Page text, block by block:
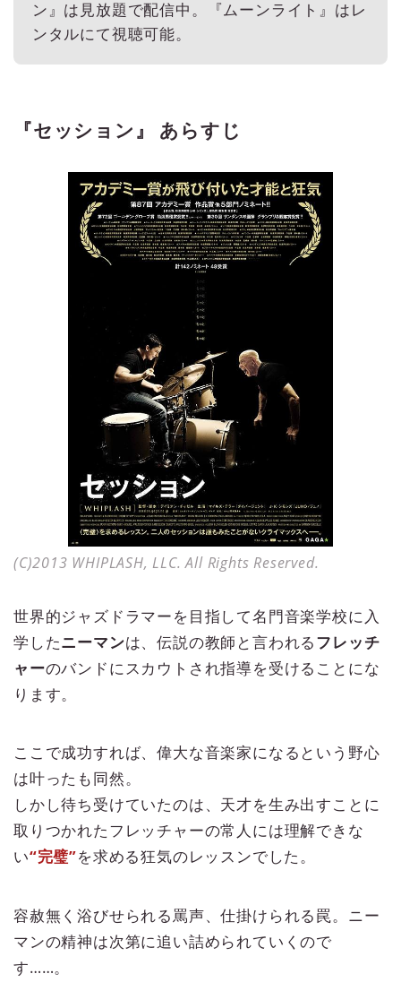
ン』は見放題で配信中。『ムーンライト』はレ
ンタルにて視聴可能。
『セッション』 あらすじ
(C)2013 WHIPLASH, LLC. All Rights Reserved.
世界的ジャズドラマーを目指して名門音楽学校に入
学したニーマンは、伝説の教師と言われるフレッチ
ャーのバンドにスカウトされ指導を受けることにな
ります。
ここで成功すれば、偉大な音楽家になるという野心
は叶ったも同然。
しかし待ち受けていたのは、天才を生み出すことに
取りつかれたフレッチャーの常人には理解できな
い“完璧”を求める狂気のレッスンでした。
容赦無く浴びせられる罵声、仕掛けられる罠。ニー
マンの精神は次第に追い詰められていくので
す……。